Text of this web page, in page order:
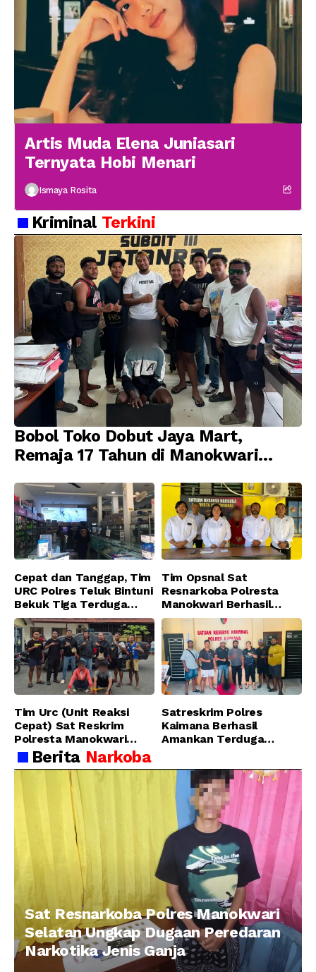
Artis Muda Elena Juniasari
Ternyata Hobi Menari
Ismaya Rosita
Kriminal Terkini
Bobol Toko Dobut Jaya Mart,
Remaja 17 Tahun di Manokwari
Jatanras Polda Papua Barat
Cepat dan Tanggap, Tim
URC Polres Teluk Bintuni
Bekuk Tiga Terduga
Pelaku Pencurian di SMA
Sanawesen
Tim Opsnal Sat
Resnarkoba Polresta
Manokwari Berhasil
Ungkap Kasus Tindak
Pidana Narkotika
Golongan I Jenis Shabu
di SP 4 Distrik Prafi kab.
Manokwari
Tim Urc (Unit Reaksi
Cepat) Sat Reskrim
Polresta Manokwari
Berhasil Tangkap 2
Pelaku Pengeroyokan di
Taman Ria kab.
Manokwari
Satreskrim Polres
Kaimana Berhasil
Amankan Terduga
Menggunakan Senjata
Tajam
Berita Narkoba
Sat Resnarkoba Polres Manokwari
Selatan Ungkap Dugaan Peredaran
Narkotika Jenis Ganja